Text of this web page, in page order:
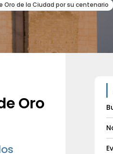
Oro de la Ciudad por su centenario
Oro